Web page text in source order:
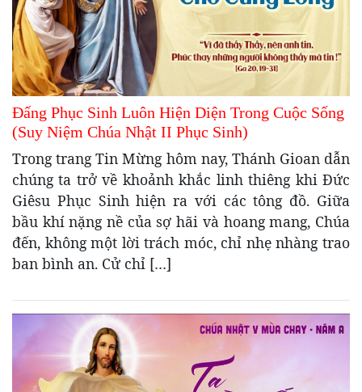
Đấng Phục Sinh Luôn Hiện Diện Trong Cuộc Sống
(Suy Niệm Chúa Nhật II Phục Sinh)
Trong trang Tin Mừng hôm nay, Thánh Gioan dẫn
chúng ta trở về khoảnh khắc linh thiêng khi Đức
Giêsu Phục Sinh hiện ra với các tông đồ. Giữa
bầu khí nặng nề của sợ hãi và hoang mang, Chúa
đến, không một lời trách móc, chỉ nhẹ nhàng trao
ban bình an. Cử chỉ […]